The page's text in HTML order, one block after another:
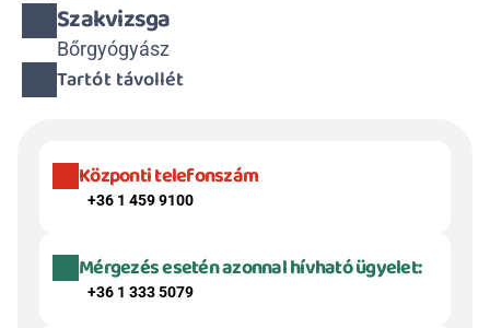
Szakvizsga
Bőrgyógyász
Tartót távollét
Központi telefonszám
+36 1 459 9100
Mérgezés esetén azonnal hívható ügyelet:
+36 1 333 5079